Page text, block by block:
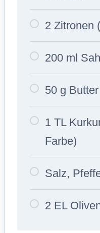
2 Zitronen
200 ml
50 g Butter
1 TL
Farbe)
Salz,
2 EL